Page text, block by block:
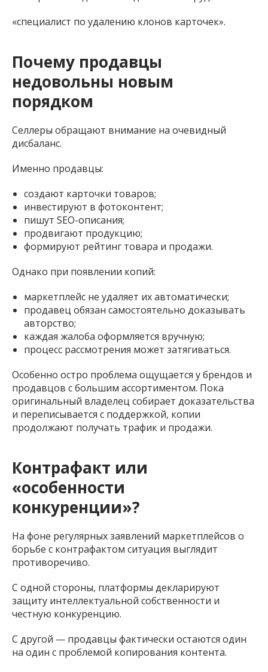
«специалист по удалению клонов карточек».
Почему продавцы
недовольны новым
порядком
Селлеры обращают внимание на очевидный
дисбаланс.
Именно продавцы:
создают карточки товаров;
инвестируют в фотоконтент;
пишут SEO-описания;
продвигают продукцию;
формируют рейтинг товара и продажи.
Однако при появлении копий:
маркетплейс не удаляет их автоматически;
продавец обязан самостоятельно доказывать
авторство;
каждая жалоба оформляется вручную;
процесс рассмотрения может затягиваться.
Особенно остро проблема ощущается у брендов и
продавцов с большим ассортиментом. Пока
оригинальный владелец собирает доказательства
и переписывается с поддержкой, копии
продолжают получать трафик и продажи.
Контрафакт или
«особенности
конкуренции»?
На фоне регулярных заявлений маркетплейсов о
борьбе с контрафактом ситуация выглядит
противоречиво.
С одной стороны, платформы декларируют
защиту интеллектуальной собственности и
честную конкуренцию.
С другой — продавцы фактически остаются один
на один с проблемой копирования контента.